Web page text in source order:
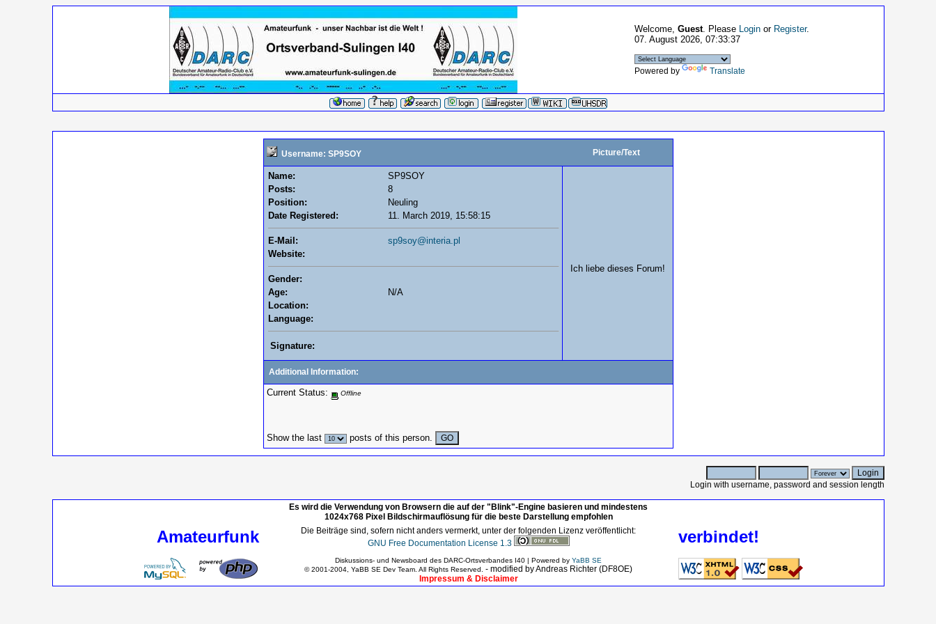
Welcome, Guest. Please Loginor Register.
07. August 2026, 07:33:37
Powered by Translate
Username: SP9SOY Picture/Text
Name:
SP9SOY
Posts:
8
Position:
Neuling
Date Registered:
11. March 2019, 15:58:15
E-Mail:
sp9soy@interia.pl
Website:
Gender:
Age:
N/A
Location:
Language:
Signature:
Ich liebe dieses Forum!
Additional Information:
Current Status: Offline
Show the last posts of this person.
Login with username, password and session length
Es wird die Verwendung von Browsern die auf der "Blink"-Engine basieren und mindestens
1024x768 Pixel Bildschirmauflösung für die beste Darstellung empfohlen
Amateurfunk
Die Beiträge sind, sofern nicht anders vermerkt, unter der folgenden Lizenz veröffentlicht:
GNU Free Documentation License 1.3
verbindet!
Diskussions- und Newsboard des DARC-Ortsverbandes I40 | Powered by YaBB SE
© 2001-2004, YaBB SE Dev Team. All Rights Reserved.
- modified by Andreas Richter (DF8OE)
Impressum & Disclaimer